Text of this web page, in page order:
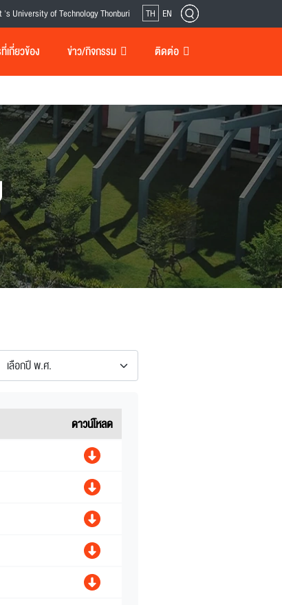
's University of Technology Thonburi TH EN
เกี่ยวข้อง ข่าว/กิจกรรม ติดต่อ
เลือกปี พ.ศ.
ดาวน์โหลด